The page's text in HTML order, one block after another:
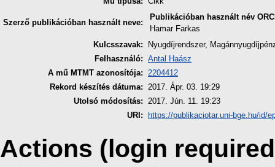
Szerző publikációban használt neve:
Publikációban használt név
Hamar Farkas
Kulcsszavak:
Nyugdíjrendszer,
Felhasználó: Antal Haász
A mű MTMT azonosítója: 2204412
Rekord készítés dátuma: 2017. Ápr. 03. 19:29
Utolsó módosítás: 2017. Jún. 11. 19:23
URI:
https://publikaciotar.uni-bge.hu/id/
Actions (login